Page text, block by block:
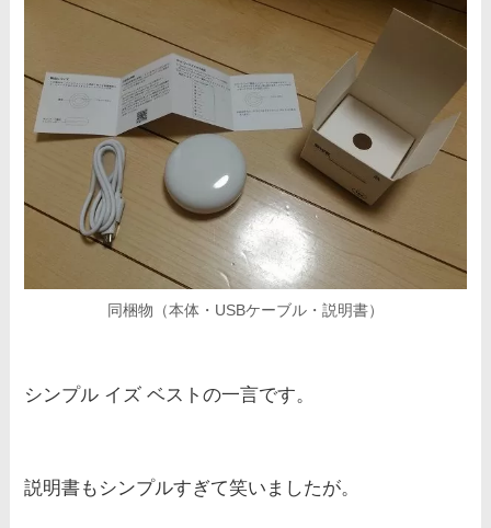
同梱物（本体・USBケーブル・説明書）
シンプル イズ ベストの一言です。
説明書もシンプルすぎて笑いましたが。